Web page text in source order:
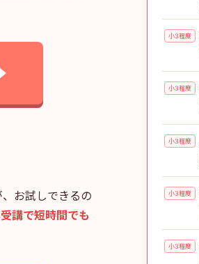
お試しできるの
講で短時間でも
小3程度
小3程度
小3程度
小3程度
小3程度